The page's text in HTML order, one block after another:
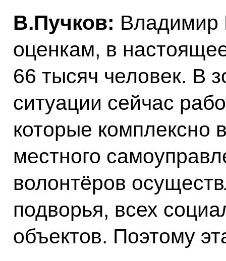
В.Пучков: Владимир
оценкам, в
66 тысяч человек. В
ситуации сейчас
которые комплексно
местного
волонтёров
подворья, всех
объектов. Поэтому